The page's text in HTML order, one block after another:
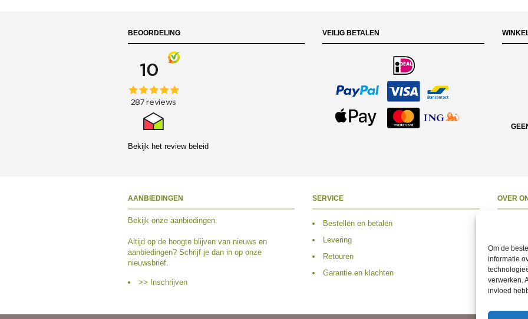
Om de
informatie
verwerken.
invloed
BEOORDELING
Bekijk het review beleid
VEILIG BETALEN
AANBIEDINGEN
Bekijk onze aanbiedingen.
Altijd op de hoogte blijven van nieuws en
aanbiedingen? Schrijf je dan in op onze
nieuwsbrief.
>> Inschrijven
SERVICE
Bestellen en betalen
Levering
Retouren
Garantie en klachten
OVER
Volg